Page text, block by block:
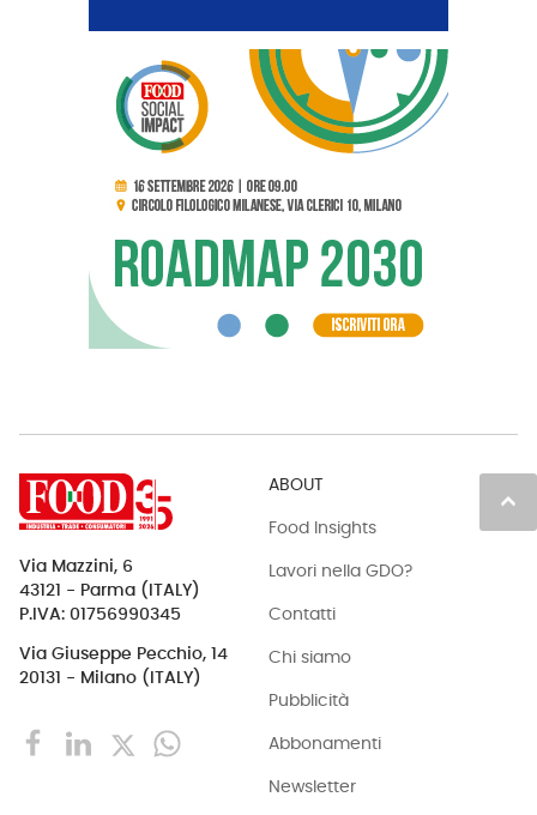
keyboard_arrow_up
Via Mazzini, 6
43121 - Parma (ITALY)
P.IVA: 01756990345
Via Giuseppe Pecchio, 14
20131 - Milano (ITALY)
ABOUT
Food Insights
Lavori nella GDO?
Contatti
Chi siamo
Pubblicità
Abbonamenti
Newsletter